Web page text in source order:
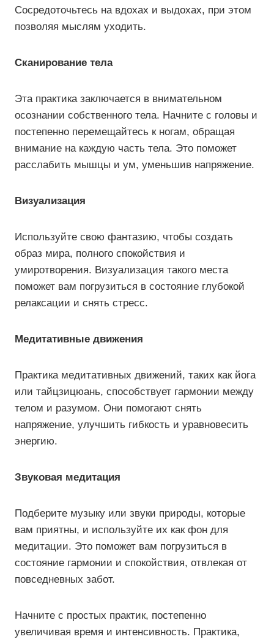
Сосредоточьтесь на вдохах и выдохах, при этом
позволяя мыслям уходить.
Сканирование тела
Эта практика заключается в внимательном
осознании собственного тела. Начните с головы и
постепенно перемещайтесь к ногам, обращая
внимание на каждую часть тела. Это поможет
расслабить мышцы и ум, уменьшив напряжение.
Визуализация
Используйте свою фантазию, чтобы создать
образ мира, полного спокойствия и
умиротворения. Визуализация такого места
поможет вам погрузиться в состояние глубокой
релаксации и снять стресс.
Медитативные движения
Практика медитативных движений, таких как йога
или тайцзицюань, способствует гармонии между
телом и разумом. Они помогают снять
напряжение, улучшить гибкость и уравновесить
энергию.
Звуковая медитация
Подберите музыку или звуки природы, которые
вам приятны, и используйте их как фон для
медитации. Это поможет вам погрузиться в
состояние гармонии и спокойствия, отвлекая от
повседневных забот.
Начните с простых практик, постепенно
увеличивая время и интенсивность. Практика,